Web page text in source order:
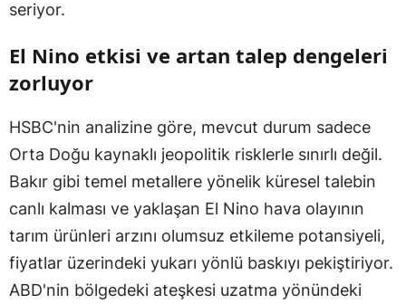
seriyor.
El Nino etkisi ve artan talep dengeleri
zorluyor
HSBC'nin analizine göre, mevcut durum sadece
Orta Doğu kaynaklı jeopolitik risklerle sınırlı değil.
Bakır gibi temel metallere yönelik küresel talebin
canlı kalması ve yaklaşan El Nino hava olayının
tarım ürünleri arzını olumsuz etkileme potansiyeli,
fiyatlar üzerindeki yukarı yönlü baskıyı pekiştiriyor.
ABD'nin bölgedeki ateşkesi uzatma yönündeki